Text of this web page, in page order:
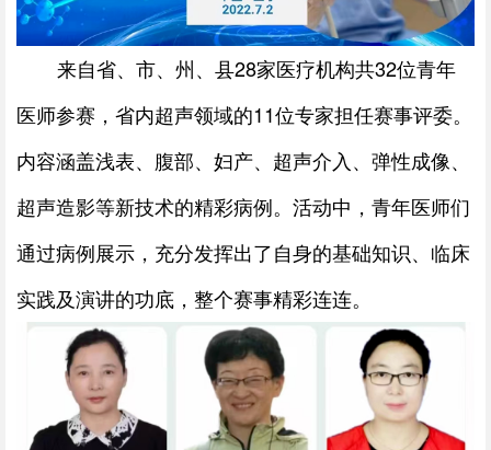
来自省、市、州、县28家医疗机构共32位青年
医师参赛，省内超声领域的11位专家担任赛事评委。
内容涵盖浅表、腹部、妇产、超声介入、弹性成像、
超声造影等新技术的精彩病例。活动中，青年医师们
通过病例展示，充分发挥出了自身的基础知识、临床
实践及演讲的功底，整个赛事精彩连连。